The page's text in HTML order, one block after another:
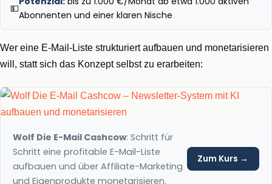
💵
Abonnenten und einer klaren Nische
Wer eine E-Mail-Liste strukturiert aufbauen und monetarisieren
will, statt sich das Konzept selbst zu erarbeiten:
Wolf Die E-Mail Cashcow: Schritt für
Schritt eine profitable E-Mail-Liste
aufbauen und über Affiliate-Marketing
und Eigenprodukte monetarisieren.
Zum Kurs →